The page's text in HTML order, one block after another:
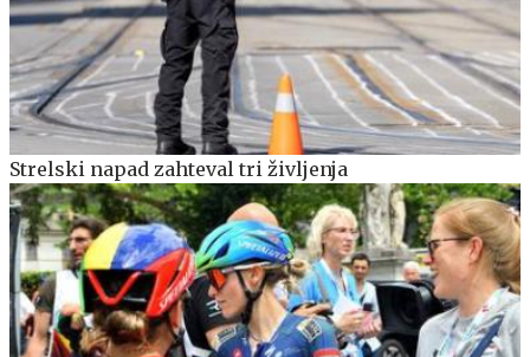
Strelski napad zahteval tri življenja